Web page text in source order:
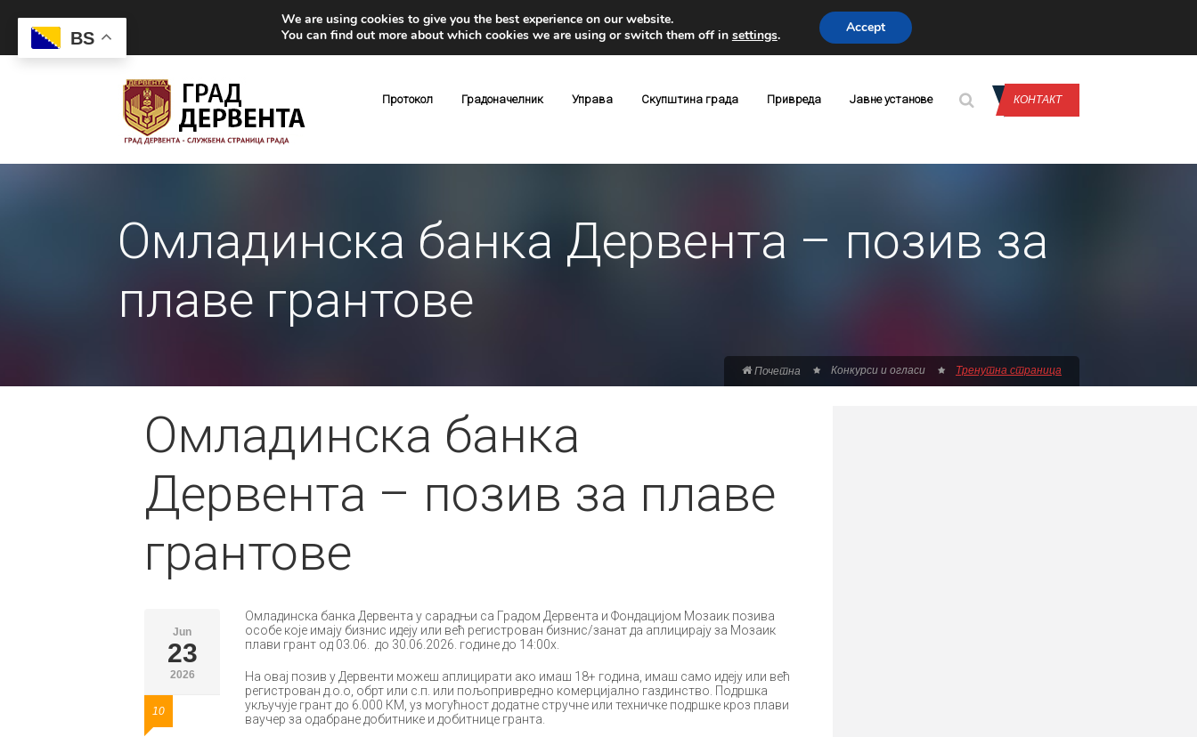
Протокол Градоначелник Управа Скупштина града Привреда Јавне установе КОНТАКТ
Омладинска банка Дервента – позив за
плаве грантове
Почетна Конкурси и огласи Тренутна страница
Омладинска банка
Дервента – позив за плаве
грантове
Jun
23
2026
10
Омладинска банка Дервента у сарадњи са Градом Дервента и Фондацијом Мозаик позива
особе које имају бизнис идеју или већ регистрован бизнис/занат да аплицирају за Мозаик
плави грант од 03.06. до 30.06.2026. године до 14:00х.
На овај позив у Дервенти можеш аплицирати ако имаш 18+ година, имаш само идеју или већ
регистрован д.о.о, обрт или с.п. или пољопривредно комерцијално газдинство. Подршка
укључује грант до 6.000 КМ, уз могућност додатне стручне или техничке подршке кроз плави
ваучер за одабране добитнике и добитнице гранта.
BS
We are using cookies to give you the best experience on our website.
You can find out more about which cookies we are using or switch them off in settings. Accept